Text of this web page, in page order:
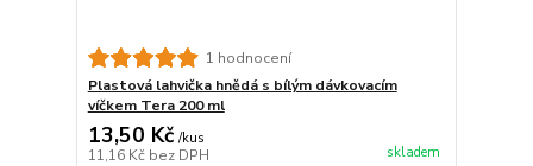
1 hodnocení
Plastová lahvička hnědá s bílým dávkovacím
víčkem Tera 200 ml
13,50 Kč /kus
11,16 Kč bez DPH skladem